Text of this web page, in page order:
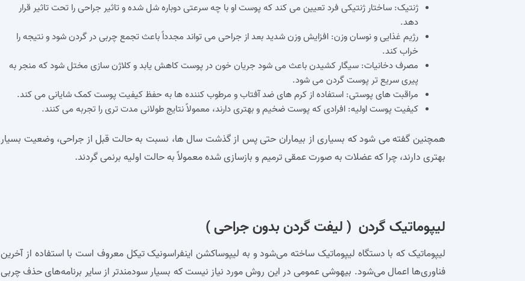
ژنتیک: ساختار ژنتیکی فرد تعیین می‌ کند که پوست او با چه سرعتی دوباره شل شده و تاثیر جراحی را تحت تاثیر قرار
دهد.
رژیم غذایی و نوسان وزن: افزایش وزن شدید بعد از جراحی می‌ تواند مجدداً باعث تجمع چربی در گردن شود و نتیجه را
خراب کند.
مصرف دخانیات: سیگار کشیدن باعث می‌ شود جریان خون در پوست کاهش یابد و کلاژن‌ سازی مختل شود که منجر به
پیری سریع‌ تر پوست گردن می‌ شود.
مراقبت‌ های پوستی: استفاده از کرم‌ های ضد آفتاب و مرطوب‌ کننده‌ ها به حفظ کیفیت پوست کمک شایانی می‌ کند.
کیفیت پوست اولیه: افرادی که پوست ضخیم‌ و بهتری دارند، معمولاً نتایج طولانی‌ مدت‌ تری را تجربه می‌ کنند.
همچنین گفته می شود که بسیاری از بیماران حتی پس از گذشت سال‌ ها، نسبت به حالت قبل از جراحی، وضعیت بسیار
بهتری دارند، چرا که عضلات به صورت عمقی ترمیم و بازسازی شده معمولاً به حالت اولیه برنمی‌ گردند.
لیپوماتیک گردن ( لیفت گردن بدون جراحی )
لیپوماتیک که با دستگاه لیپوماتیک ساخته می‌شود و به لیپوساکشن اینفراسونیک تیکل معروف است با استفاده از آخرین
فناوری‌ها اعمال می‌شود. بیهوشی عمومی در این روش مورد نیاز نیست که بسیار سودمندتر از سایر برنامه‌های حذف چربی